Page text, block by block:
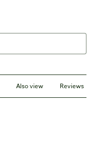
Also view Reviews